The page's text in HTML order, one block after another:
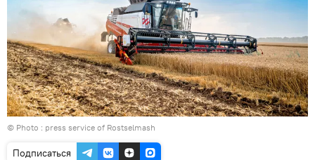
© Photo : press service of Rostselmash
Подписаться